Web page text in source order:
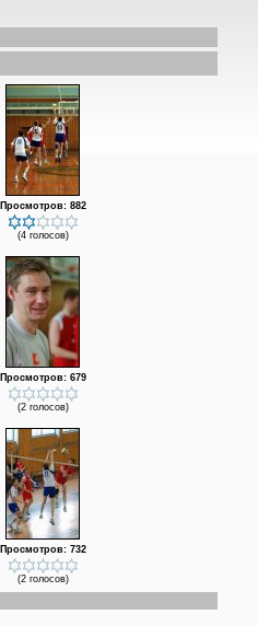
Просмотров: 882
(4 голосов)
Просмотров: 679
(2 голосов)
Просмотров: 732
(2 голосов)